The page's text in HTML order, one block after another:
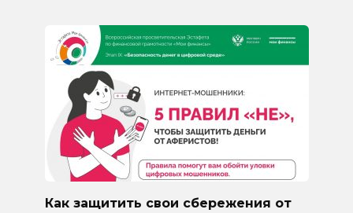
Как защитить свои сбережения от